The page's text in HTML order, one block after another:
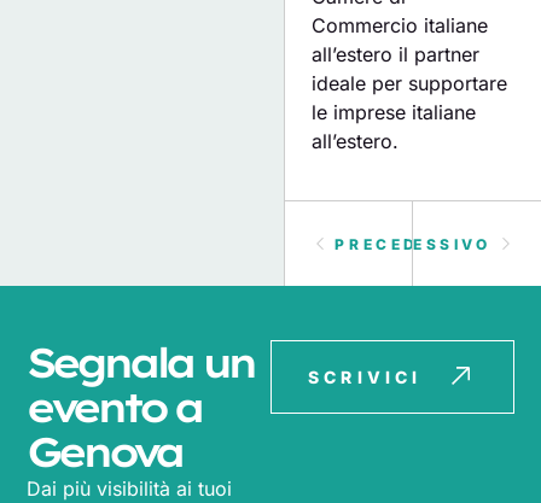
Commercio italiane
all’estero il partner
ideale per supportare
le imprese italiane
all’estero.
PRECEDENTE
SUCCESSIVO
Segnala un
evento a
Genova
Dai più visibilità ai tuoi
SCRIVICI